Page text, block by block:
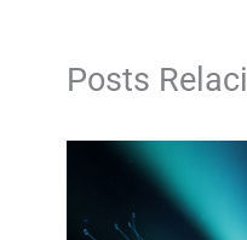
d
I
n
A
p
p
i
Posts